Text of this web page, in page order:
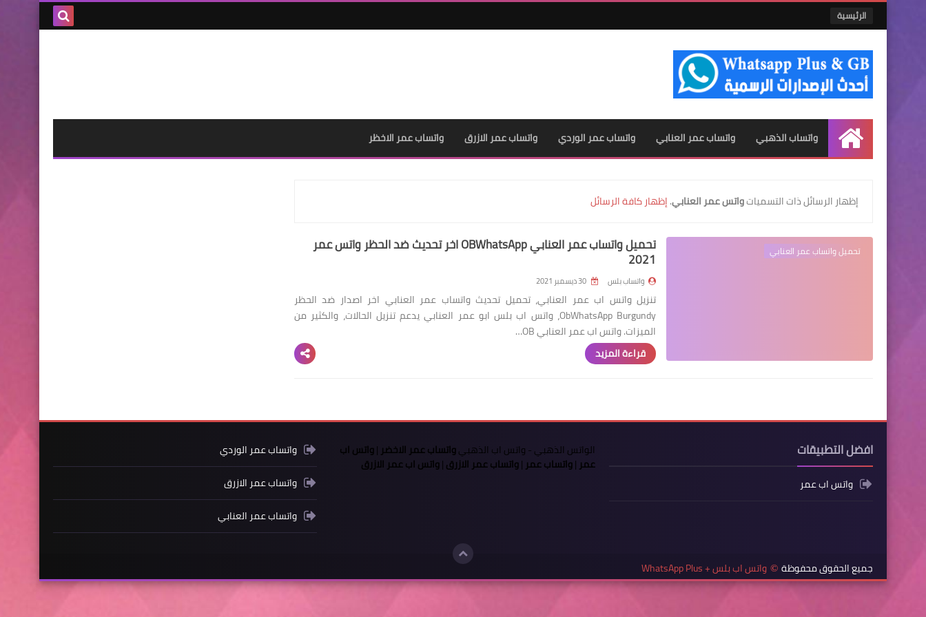
الرئيسية
الرئيسية
واتساب الذهبي واتساب عمر العنابي واتساب عمر الوردي واتساب عمر الازرق واتساب عمر الاخظر
‏إظهار الرسائل ذات التسمياتواتس عمر العنابي.إظهار كافة الرسائل
تحميل واتساب عمر العنابي تحميل واتساب عمر العنابي OBWhatsApp اخر تحديث ضد الحظر واتس عمر
2021
واتساب بلس
تنزيل واتس اب عمر العنابي، تحميل تحديث واتساب عمر العنابي اخر اصدار ضد الحظر
ObWhatsApp Burgundy، واتس اب بلس ابو عمر العنابي يدعم تنزيل الحالات، والكثير من
الميزات. واتس اب عمر العنابي OB…
قراءة المزيد
افضل التطبيقات
واتس اب عمر
الواتس الذهبي-واتس اب الذهبيواتساب عمر الاخضر|واتس اب
عمر|واتساب عمر|واتساب عمر الازرق|واتس اب عمر الازرق
واتساب عمر الوردي
واتساب عمر الازرق
واتساب عمر العنابي
جميع الحقوق محفوظة © واتس اب بلس + WhatsApp Plus